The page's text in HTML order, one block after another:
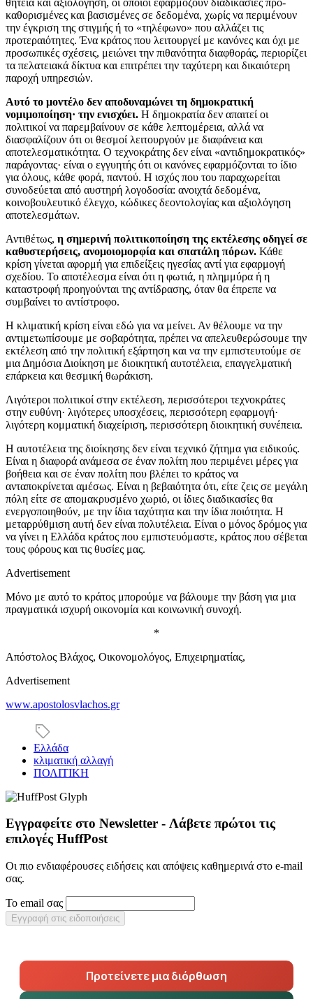
καθορισμένες και βασισμένες σε δεδομένα, χωρίς να περιμένουν
την έγκριση της στιγμής ή το «τηλέφωνο» που αλλάζει τις
προτεραιότητες. Ένα κράτος που λειτουργεί με κανόνες και όχι με
προσωπικές σχέσεις, μειώνει την πιθανότητα διαφθοράς, περιορίζει
τα πελατειακά δίκτυα και επιτρέπει την ταχύτερη και δικαιότερη
παροχή υπηρεσιών.
Αυτό το μοντέλο δεν αποδυναμώνει τη δημοκρατική
νομιμοποίηση· την ενισχύει. Η δημοκρατία δεν απαιτεί οι
πολιτικοί να παρεμβαίνουν σε κάθε λεπτομέρεια, αλλά να
διασφαλίζουν ότι οι θεσμοί λειτουργούν με διαφάνεια και
αποτελεσματικότητα. Ο τεχνοκράτης δεν είναι «αντιδημοκρατικός»
παράγοντας· είναι ο εγγυητής ότι οι κανόνες εφαρμόζονται το ίδιο
για όλους, κάθε φορά, παντού. Η ισχύς που του παραχωρείται
συνοδεύεται από αυστηρή λογοδοσία: ανοιχτά δεδομένα,
κοινοβουλευτικό έλεγχο, κώδικες δεοντολογίας και αξιολόγηση
αποτελεσμάτων.
Αντιθέτως, η σημερινή πολιτικοποίηση της εκτέλεσης οδηγεί σε
καθυστερήσεις, ανομοιομορφία και σπατάλη πόρων. Κάθε
κρίση γίνεται αφορμή για επιδείξεις ηγεσίας αντί για εφαρμογή
σχεδίου. Το αποτέλεσμα είναι ότι η φωτιά, η πλημμύρα ή η
καταστροφή προηγούνται της αντίδρασης, όταν θα έπρεπε να
συμβαίνει το αντίστροφο.
Η κλιματική κρίση είναι εδώ για να μείνει. Αν θέλουμε να την
αντιμετωπίσουμε με σοβαρότητα, πρέπει να απελευθερώσουμε την
εκτέλεση από την πολιτική εξάρτηση και να την εμπιστευτούμε σε
μια Δημόσια Διοίκηση με διοικητική αυτοτέλεια, επαγγελματική
επάρκεια και θεσμική θωράκιση.
Λιγότεροι πολιτικοί στην εκτέλεση, περισσότεροι τεχνοκράτες
στην ευθύνη· λιγότερες υποσχέσεις, περισσότερη εφαρμογή·
λιγότερη κομματική διαχείριση, περισσότερη διοικητική συνέπεια.
Η αυτοτέλεια της διοίκησης δεν είναι τεχνικό ζήτημα για ειδικούς.
Είναι η διαφορά ανάμεσα σε έναν πολίτη που περιμένει μέρες για
βοήθεια και σε έναν πολίτη που βλέπει το κράτος να
ανταποκρίνεται αμέσως. Είναι η βεβαιότητα ότι, είτε ζεις σε μεγάλη
πόλη είτε σε απομακρυσμένο χωριό, οι ίδιες διαδικασίες θα
ενεργοποιηθούν, με την ίδια ταχύτητα και την ίδια ποιότητα. Η
μεταρρύθμιση αυτή δεν είναι πολυτέλεια. Είναι ο μόνος δρόμος για
να γίνει η Ελλάδα κράτος που εμπιστευόμαστε, κράτος που σέβεται
τους φόρους και τις θυσίες μας.
Advertisement
Μόνο με αυτό το κράτος μπορούμε να βάλουμε την βάση για μια
πραγματικά ισχυρή οικονομία και κοινωνική συνοχή.
*
Απόστολος Βλάχος, Οικονομολόγος, Επιχειρηματίας,
Advertisement
www.apostolosvlachos.gr
Ελλάδα
κλιματική αλλαγή
ΠΟΛΙΤΙΚΗ
Εγγραφείτε στο Newsletter - Λάβετε πρώτοι τις
επιλογές HuffPost
Οι πιο ενδιαφέρουσες ειδήσεις και απόψεις καθημερινά στο e-mail
σας.
Το email σας
Εγγραφή στις ειδοποιήσεις
Προτείνετε μια διόρθωση